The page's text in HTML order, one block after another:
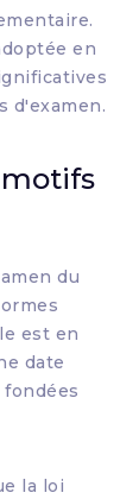
en
d'examen.
du
est en
date
la loi